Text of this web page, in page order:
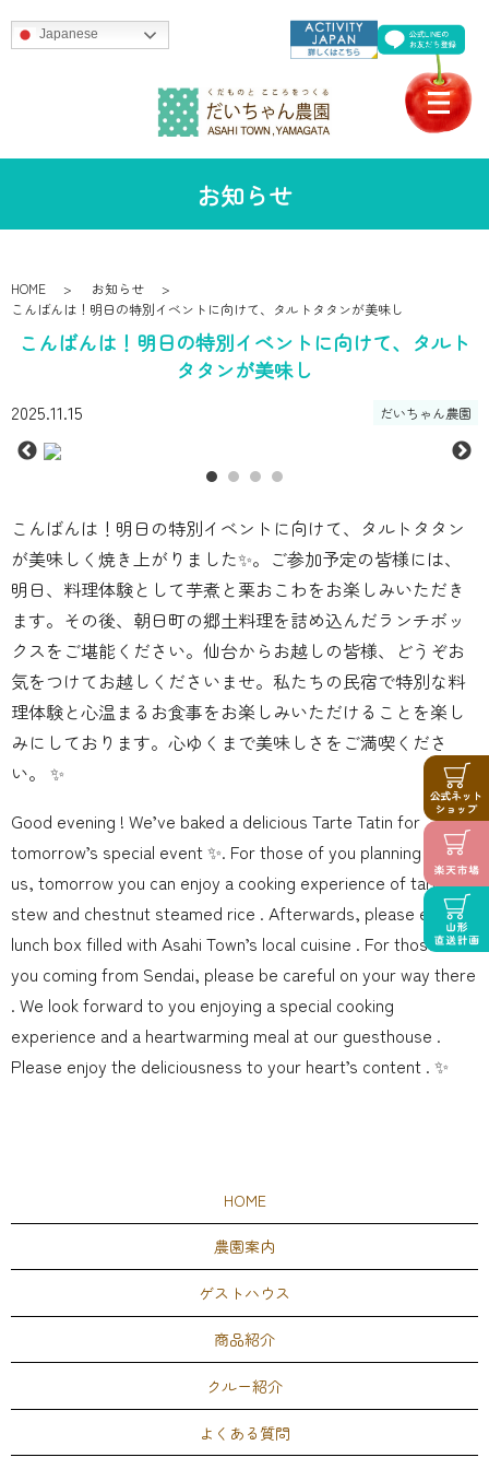
Japanese
お知らせ
HOME
お知らせ
こんばんは！明日の特別イベントに向けて、タルトタタンが美味し
こんばんは！明日の特別イベントに向けて、タルト
タタンが美味し
2025.11.15 だいちゃん農園
こんばんは！明日の特別イベントに向けて、タルトタタン
が美味しく焼き上がりました✨。ご参加予定の皆様には、
明日、料理体験として芋煮と栗おこわをお楽しみいただき
ます。その後、朝日町の郷土料理を詰め込んだランチボッ
クスをご堪能ください。仙台からお越しの皆様、どうぞお
気をつけてお越しくださいませ。私たちの民宿で特別な料
理体験と心温まるお食事をお楽しみいただけることを楽し
みにしております。心ゆくまで美味しさをご満喫くださ
い。 ️✨
Good evening ! We’ve baked a delicious Tarte Tatin for
tomorrow’s special event ✨. For those of you planning to join
us, tomorrow you can enjoy a cooking experience of taro
stew and chestnut steamed rice . Afterwards, please enjoy a
lunch box filled with Asahi Town’s local cuisine . For those of
you coming from Sendai, please be careful on your way there
. We look forward to you enjoying a special cooking
experience and a heartwarming meal at our guesthouse .
Please enjoy the deliciousness to your heart’s content . ️✨
HOME
農園案内
ゲストハウス
商品紹介
クルー紹介
よくある質問